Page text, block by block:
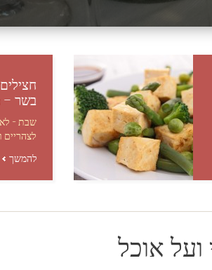
בשר –
שבת - לא
להמשך
אוכל